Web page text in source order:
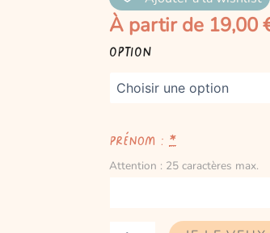
À partir de 19,00
Option
Prénom : *
Attention : 25 caractères max.
quantité
tambour